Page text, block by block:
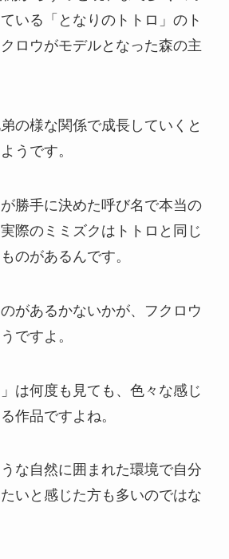
いる「となりのトトロ」のト
ロウがモデルとなった森の主
の様な関係で成長していくと
うです。
勝手に決めた呼び名で本当の
際のミミズクはトトロと同じ
のがあるんです。
があるかないかが、フクロウ
ですよ。
」は何度も見ても、色々な感じ
作品ですよね。
な自然に囲まれた環境で自分
いと感じた方も多いのではな